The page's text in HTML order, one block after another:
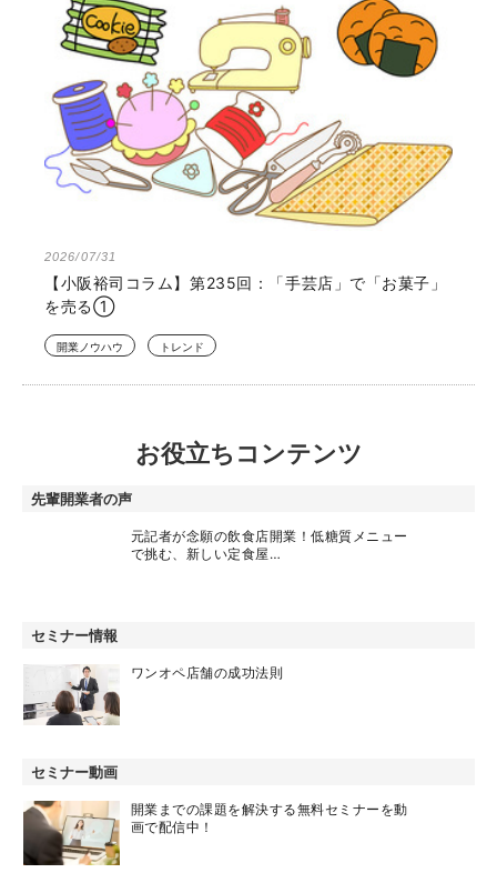
2026/07/31
【小阪裕司コラム】第235回：「手芸店」で「お菓子」
を売る①
開業ノウハウ トレンド
お役立ちコンテンツ
先輩開業者の声
元記者が念願の飲食店開業！低糖質メニュー
で挑む、新しい定食屋…
セミナー情報
ワンオペ店舗の成功法則
セミナー動画
開業までの課題を解決する無料セミナーを動
画で配信中！